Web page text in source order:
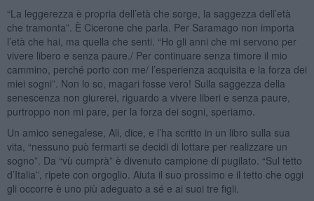
“La leggerezza è propria dell’età che sorge, la saggezza dell’età
che tramonta”. È Cicerone che parla. Per Saramago non importa
l’età che hai, ma quella che senti. “Ho gli anni che mi servono per
vivere libero e senza paure./ Per continuare senza timore il mio
cammino, perché porto con me/ l’esperienza acquisita e la forza dei
miei sogni”. Non lo so, magari fosse vero! Sulla saggezza della
senescenza non giurerei, riguardo a vivere liberi e senza paure,
purtroppo non mi pare, per la forza dei sogni, speriamo.
Un amico senegalese, Ali, dice, e l’ha scritto in un libro sulla sua
vita, “nessuno può fermarti se decidi di lottare per realizzare un
sogno”. Da “vù cumprà” è divenuto campione di pugilato. “Sul tetto
d’Italia”, ripete con orgoglio. Aiuta il suo prossimo e il tetto che oggi
gli occorre è uno più adeguato a sé e ai suoi tre figli.